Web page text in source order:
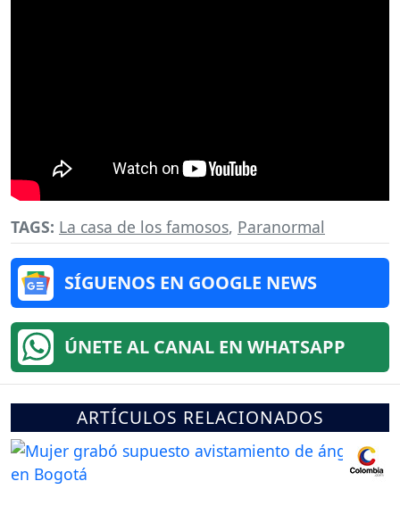
TAGS: La casa de los famosos, Paranormal
SÍGUENOS EN GOOGLE NEWS
ÚNETE AL CANAL EN WHATSAPP
ARTÍCULOS RELACIONADOS